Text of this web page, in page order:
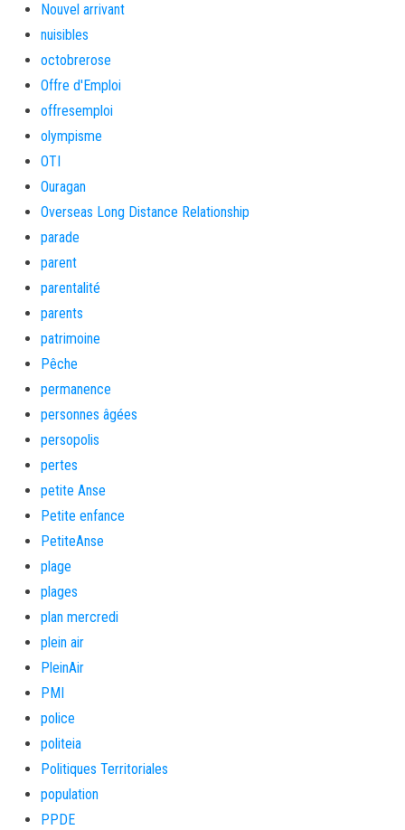
Nouvel arrivant
nuisibles
octobrerose
Offre d'Emploi
offresemploi
olympisme
OTI
Ouragan
Overseas Long Distance Relationship
parade
parent
parentalité
parents
patrimoine
Pêche
permanence
personnes âgées
persopolis
pertes
petite Anse
Petite enfance
PetiteAnse
plage
plages
plan mercredi
plein air
PleinAir
PMI
police
politeia
Politiques Territoriales
population
PPDE